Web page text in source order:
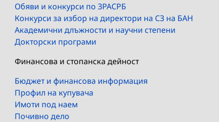
Обяви и конкурси по ЗРАСРБ
Конкурси за избор на директори на СЗ на БАН
Академични длъжности и научни степени
Докторски програми
Финансова и стопанска дейност
Бюджет и финансова информация
Профил на купувача
Имоти под наем
Почивно дело